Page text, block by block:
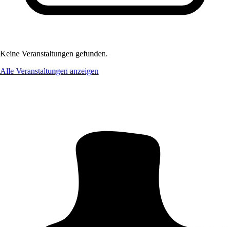
Keine Veranstaltungen gefunden.
Alle Veranstaltungen anzeigen